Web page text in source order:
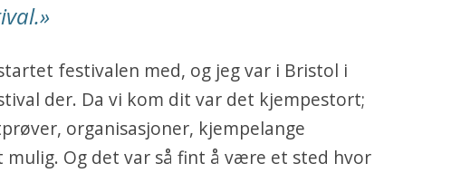
»
festivalen med, og jeg var i Bristol i
der. Da vi kom dit var det kjempestort;
organisasjoner, kjempelange
mulig. Og det var så fint å være et sted hvor